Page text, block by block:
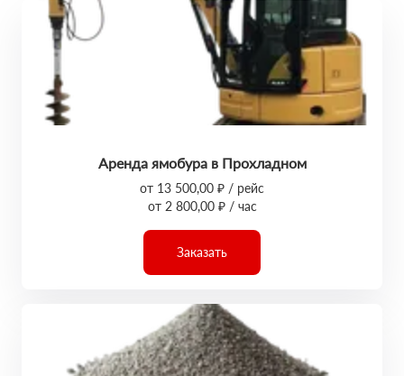
Аренда ямобура в Прохладном
от 13 500,00 ₽ / рейс
от 2 800,00 ₽ / час
Заказать